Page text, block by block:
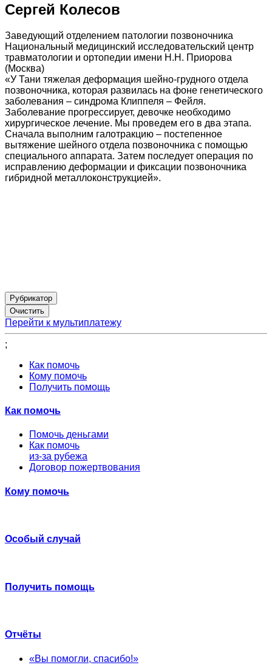
Сергей Колесов
Заведующий отделением патологии позвоночника
Национальный медицинский исследовательский центр
травматологии и ортопедии имени Н.Н. Приорова
(Москва)
«У Тани тяжелая деформация шейно-грудного отдела
позвоночника, которая развилась на фоне генетического
заболевания – синдрома Клиппеля – Фейля.
Заболевание прогрессирует, девочке необходимо
хирургическое лечение. Мы проведем его в два этапа.
Сначала выполним галотракцию – постепенное
вытяжение шейного отдела позвоночника с помощью
специального аппарата. Затем последует операция по
исправлению деформации и фиксации позвоночника
гибридной металлоконструкцией».
Рубрикатор
Перейти к мультиплатежу
;
Как помочь
Кому помочь
Получить помощь
Как помочь
Помочь деньгами
Как помочь
из-за рубежа
Договор пожертвования
Кому помочь
Особый случай
Получить помощь
Отчёты
«Вы помогли, спасибо!»